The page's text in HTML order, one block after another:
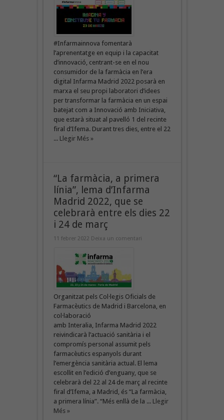
#Infarmainnova fomentarà
l’aprenentatge en equip i la capacitat
d’innovació, centrant-se en el nou
consumidor de la farmàcia en l’era
digital Infarma Madrid 2022 posarà en
marxa el seu propi laboratori d’idees
per transformar la farmàcia en un espai
batejat com a Innovació amb Iniciativa,
que estarà situat al pavelló 1 del recinte
firal d’Ifema. Durant tres dies, entre el 22
... Llegir Més »
“La farmàcia, a primera
línia”, lema d’Infarma
Madrid 2022, que se
celebrarà entre els dies 22
i 24 de març
11 febrer 2022 Deixa un comentari
Organitzat pels Col·legis Oficials de
Farmacèutics de Madrid i Barcelona, ​​en
col·laboració
amb Interalia, Infarma Madrid 2022
reivindicarà l’actuació sanitària i el
compromís personal assumit pels
farmacèutics espanyols durant
l’emergència sanitària actual. El lema
escollit en l’edició d’enguany, que se
celebrarà del 22 al 24 de març al recinte
firal d’Ifema, a Madrid, és “La farmàcia,
a primera línia”. “Més enllà de la ... Llegir
Més »